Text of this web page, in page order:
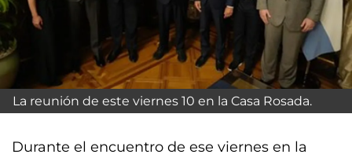
La reunión de este viernes 10 en la Casa Rosada.
Durante el encuentro de ese viernes en la